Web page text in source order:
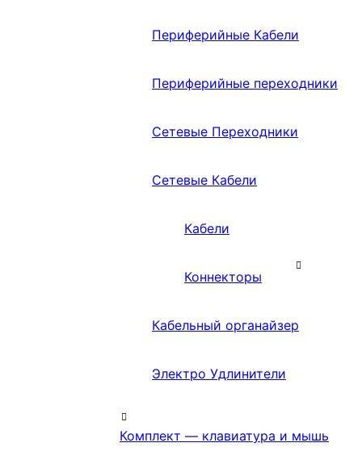
Периферийные Кабели
Периферийные переходники
Сетевые Переходники
Сетевые Кабели
Кабели
Коннекторы
Кабельный органайзер
Электро Удлинители
Комплект — клавиатура и мышь